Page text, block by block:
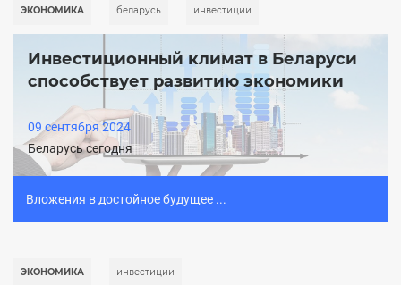
ЭКОНОМИКА беларусь инвестиции
Инвестиционный климат в Беларуси
способствует развитию экономики
09 сентября 2024
Беларусь сегодня
Вложения в достойное будущее ...
ЭКОНОМИКА инвестиции